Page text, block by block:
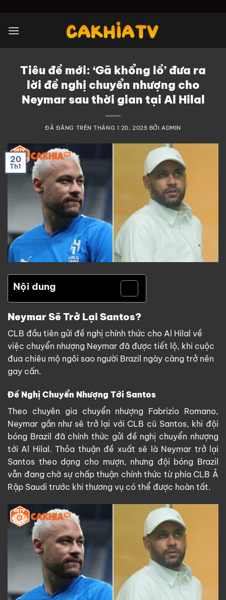
nội
Tiêu đề mới: ‘Gã khổng lồ’ đưa ra
lời đề nghị chuyển nhượng cho
Neymar sau thời gian tại Al Hilal
ĐÃ ĐĂNG TRÊNTHÁNG 1 20, 2025 BỞIADMIN
20
Th1
Nội dung
Neymar Sẽ Trở Lại Santos?
CLB đầu tiên gửi đề nghị chính thức cho Al Hilal về
việc chuyển nhượng Neymar đã được tiết lộ, khi cuộc
đua chiêu mộ ngôi sao người Brazil ngày càng trở nên
gay cấn.
Đề Nghị Chuyển Nhượng Tới Santos
Theo chuyên gia chuyển nhượng Fabrizio Romano,
Neymar gần như sẽ trở lại với CLB cũ Santos, khi đội
bóng Brazil đã chính thức gửi đề nghị chuyển nhượng
tới Al Hilal. Thỏa thuận đề xuất sẽ là Neymar trở lại
Santos theo dạng cho mượn, nhưng đội bóng Brazil
vẫn đang chờ sự chấp thuận chính thức từ phía CLB Ả
Rập Saudi trước khi thương vụ có thể được hoàn tất.